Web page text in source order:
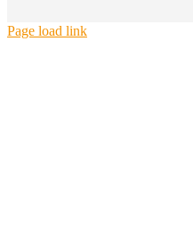
Page load link